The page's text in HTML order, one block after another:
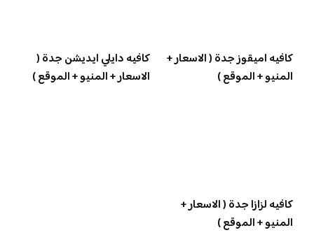
كافيه اميقوز جدة ( الاسعار +
المنيو + الموقع )
كافيه دايلي ايديشن جدة (
الاسعار + المنيو + الموقع )
كافيه لزازا جدة ( الاسعار +
المنيو + الموقع )